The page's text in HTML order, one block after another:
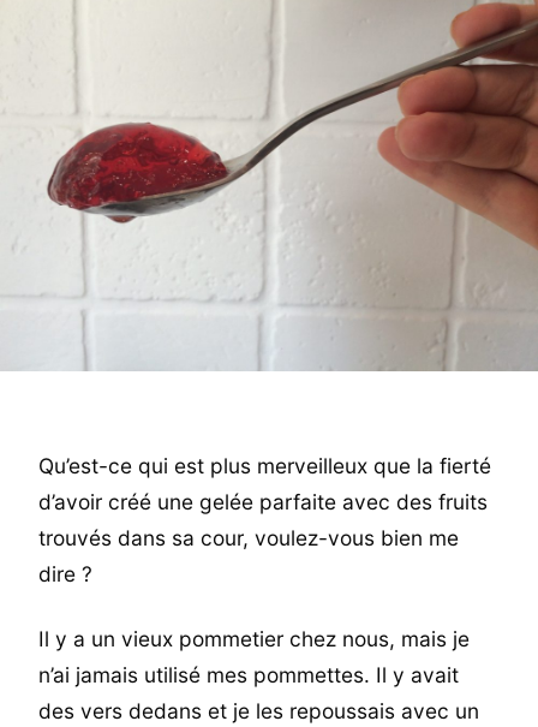
Qu’est-ce qui est plus merveilleux que la fierté
d’avoir créé une gelée parfaite avec des fruits
trouvés dans sa cour, voulez-vous bien me
dire ?
Il y a un vieux pommetier chez nous, mais je
n’ai jamais utilisé mes pommettes. Il y avait
des vers dedans et je les repoussais avec un